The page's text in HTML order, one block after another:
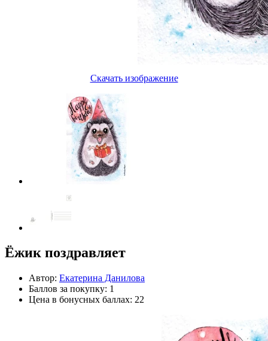
Скачать изображение
Ёжик поздравляет
Автор: Екатерина Данилова
Баллов за покупку: 1
Цена в бонусных баллах: 22